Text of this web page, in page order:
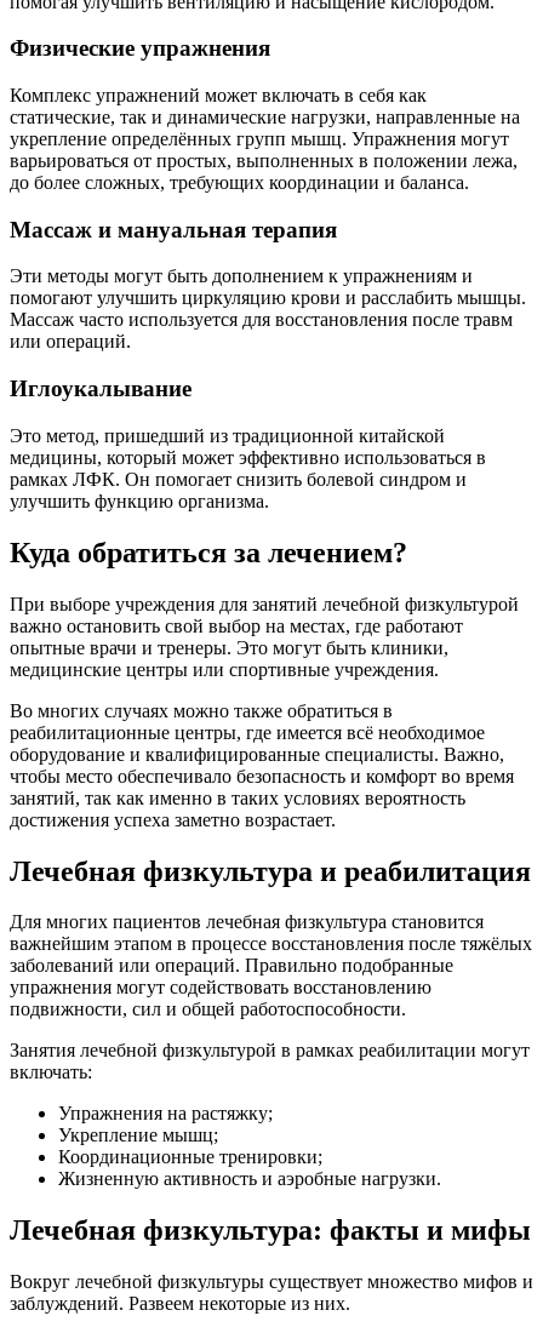
Физические упражнения
Комплекс упражнений может включать в себя как
статические, так и динамические нагрузки, направленные на
укрепление определённых групп мышц. Упражнения могут
варьироваться от простых, выполненных в положении лежа,
до более сложных, требующих координации и баланса.
Массаж и мануальная терапия
Эти методы могут быть дополнением к упражнениям и
помогают улучшить циркуляцию крови и расслабить мышцы.
Массаж часто используется для восстановления после травм
или операций.
Иглоукалывание
Это метод, пришедший из традиционной китайской
медицины, который может эффективно использоваться в
рамках ЛФК. Он помогает снизить болевой синдром и
улучшить функцию организма.
Куда обратиться за лечением?
При выборе учреждения для занятий лечебной физкультурой
важно остановить свой выбор на местах, где работают
опытные врачи и тренеры. Это могут быть клиники,
медицинские центры или спортивные учреждения.
Во многих случаях можно также обратиться в
реабилитационные центры, где имеется всё необходимое
оборудование и квалифицированные специалисты. Важно,
чтобы место обеспечивало безопасность и комфорт во время
занятий, так как именно в таких условиях вероятность
достижения успеха заметно возрастает.
Лечебная физкультура и реабилитация
Для многих пациентов лечебная физкультура становится
важнейшим этапом в процессе восстановления после тяжёлых
заболеваний или операций. Правильно подобранные
упражнения могут содействовать восстановлению
подвижности, сил и общей работоспособности.
Занятия лечебной физкультурой в рамках реабилитации могут
включать:
Упражнения на растяжку;
Укрепление мышц;
Координационные тренировки;
Жизненную активность и аэробные нагрузки.
Лечебная физкультура: факты и мифы
Вокруг лечебной физкультуры существует множество мифов и
заблуждений. Развеем некоторые из них.